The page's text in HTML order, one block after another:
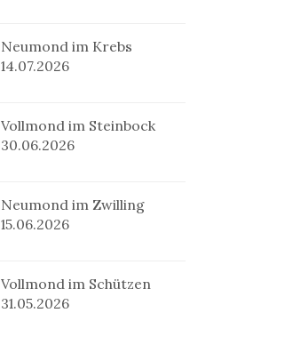
Neumond im Krebs
14.07.2026
Vollmond im Steinbock
30.06.2026
Neumond im Zwilling
15.06.2026
Vollmond im Schützen
31.05.2026